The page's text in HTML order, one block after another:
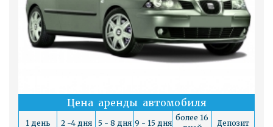
Цена аренды автомобиля
1 день 2 -4 дня 5 - 8 дня 9 - 15 дня
более 16
Депозит